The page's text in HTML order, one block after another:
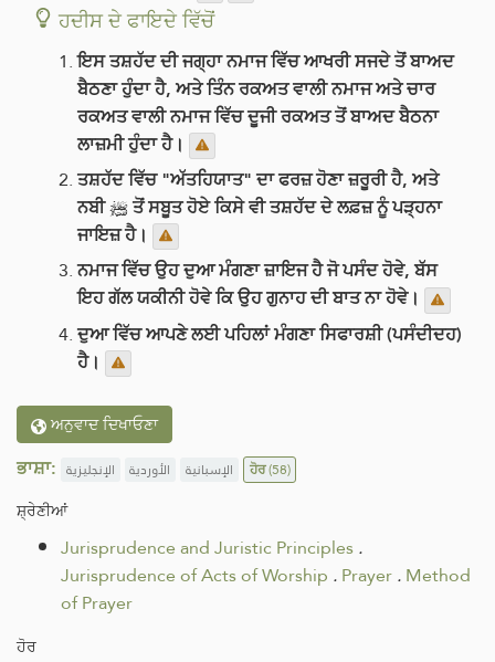
ਹਦੀਸ ਦੇ ਫਾਇਦੇ ਵਿੱਚੋਂ
ਇਸ ਤਸ਼ਹੱਦ ਦੀ ਜਗ੍ਹਾ ਨਮਾਜ ਵਿੱਚ ਆਖਰੀ ਸਜਦੇ ਤੋਂ ਬਾਅਦ
ਬੈਠਣਾ ਹੁੰਦਾ ਹੈ, ਅਤੇ ਤਿੰਨ ਰਕਅਤ ਵਾਲੀ ਨਮਾਜ ਅਤੇ ਚਾਰ
ਰਕਅਤ ਵਾਲੀ ਨਮਾਜ ਵਿੱਚ ਦੂਜੀ ਰਕਅਤ ਤੋਂ ਬਾਅਦ ਬੈਠਨਾ
ਲਾਜ਼ਮੀ ਹੁੰਦਾ ਹੈ।
ਤਸ਼ਹੱਦ ਵਿੱਚ "ਅੱਤਹਿਯਾਤ" ਦਾ ਫਰਜ਼ ਹੋਣਾ ਜ਼ਰੂਰੀ ਹੈ, ਅਤੇ
ਨਬੀ ﷺ ਤੋਂ ਸਬੂਤ ਹੋਏ ਕਿਸੇ ਵੀ ਤਸ਼ਹੱਦ ਦੇ ਲਫ਼ਜ਼ ਨੂੰ ਪੜ੍ਹਨਾ
ਜਾਇਜ਼ ਹੈ।
ਨਮਾਜ ਵਿੱਚ ਉਹ ਦੁਆ ਮੰਗਣਾ ਜ਼ਾਇਜ ਹੈ ਜੋ ਪਸੰਦ ਹੋਵੇ, ਬੱਸ
ਇਹ ਗੱਲ ਯਕੀਨੀ ਹੋਵੇ ਕਿ ਉਹ ਗੁਨਾਹ ਦੀ ਬਾਤ ਨਾ ਹੋਵੇ।
ਦੁਆ ਵਿੱਚ ਆਪਣੇ ਲਈ ਪਹਿਲਾਂ ਮੰਗਣਾ ਸਿਫਾਰਸ਼ੀ (ਪਸੰਦੀਦਹ)
ਹੈ।
ਅਨੁਵਾਦ ਦਿਖਾਓਣਾ
ਭਾਸ਼ਾ: الإنجليزية الأوردية الإسبانية ਹੋਰ(58)
ਸ਼੍ਰੇਣੀਆਂ
Jurisprudence and Juristic Principles.
Jurisprudence of Acts of Worship .Prayer.Method
of Prayer
ਹੋਰ